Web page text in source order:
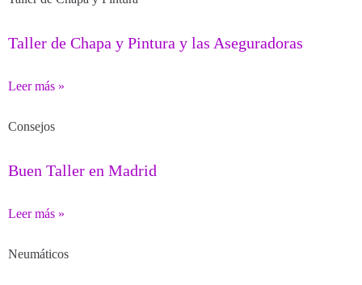
Taller de Chapa y Pintura y las Aseguradoras
Leer más »
Consejos
Buen Taller en Madrid
Leer más »
Neumáticos